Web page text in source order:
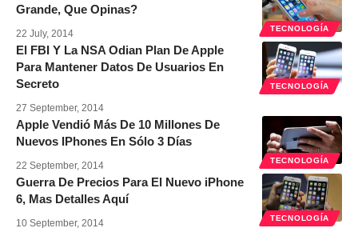
TECNOLOGÍA
Grande, Que Opinas?
22 July, 2014
TECNOLOGÍA
El FBI Y La NSA Odian Plan De Apple
Para Mantener Datos De Usuarios En
Secreto
27 September, 2014
TECNOLOGÍA
Apple Vendió Más De 10 Millones De
Nuevos IPhones En Sólo 3 Días
22 September, 2014
TECNOLOGÍA
Guerra De Precios Para El Nuevo iPhone
6, Mas Detalles Aquí
10 September, 2014